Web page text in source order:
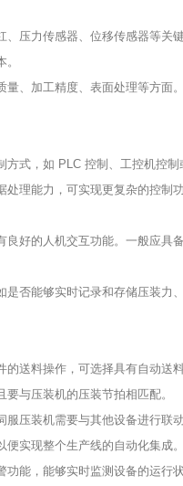
压力传感器、位移传感器等关
、加工精度、表面处理等方面
式，如 PLC 控制、工控机控
理能力，可实现更复杂的控制
好的人机交互功能。一般应具
否能够实时记录和存储压装力
送料操作，可选择具有自动送
与压装机的压装节拍相匹配。
压装机需要与其他设备进行联
实现整个生产线的自动化集成。
能，能够实时监测设备的运行